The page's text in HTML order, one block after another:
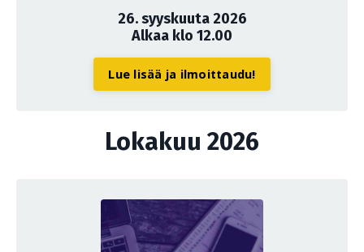
26. syyskuuta 2026
Alkaa klo 12.00
Lue lisää ja ilmoittaudu!
Lokakuu 2026